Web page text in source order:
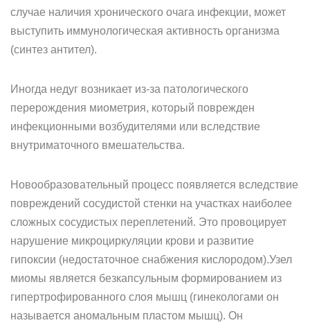
случае наличия хронического очага инфекции, может
выступить иммунологическая активность организма
(синтез антител).
Иногда недуг возникает из-за патологического
перерождения миометрия, который поврежден
инфекционными возбудителями или вследствие
внутриматочного вмешательства.
Новообразовательный процесс появляется вследствие
повреждений сосудистой стенки на участках наиболее
сложных сосудистых переплетений. Это провоцирует
нарушение микроциркуляции крови и развитие
гипоксии (недостаточное снабжения кислородом).Узел
миомы является безкапсульным формированием из
гипертрофированного слоя мышц (гинекологами он
называется аномальным пластом мышц). Он